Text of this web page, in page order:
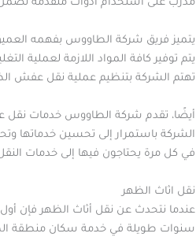
مدرب على استخدام أدوات متقدمة
يتميز فريق شركة الطاووس بفهمه
يتم توفير كافة المواد اللازمة لعملية
تهتم الشركة بتنظيم عملية نقل عفش
أيضًا، تقدم شركة الطاووس خدمات نقل
الشركة باستمرار إلى تحسين خدماتها
في كل مرة يحتاجون فيها إلى خدمات
نقل اثاث الظهر
عندما نتحدث عن نقل أثاث الظهر فإن أول
سنوات طويلة في خدمة سكان منطقة